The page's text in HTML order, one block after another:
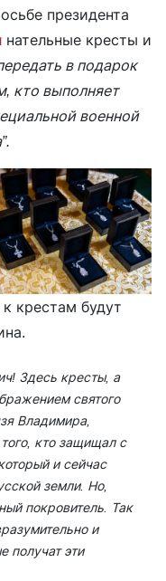
президента
нательные кресты и
в подарок
кто выполняет
военной
крестам будут
Здесь кресты, а
святого
Владимира,
кто защищал с
и сейчас
земли. Но,
покровитель. Так
и
получат эти